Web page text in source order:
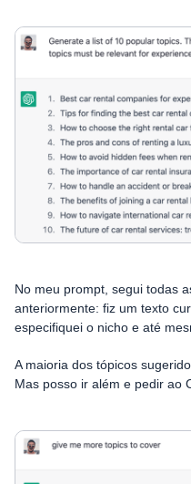
No meu prompt, segui todas
anteriormente: fiz um texto
especifiquei o nicho e até
A maioria dos tópicos
Mas posso ir além e pedir ao